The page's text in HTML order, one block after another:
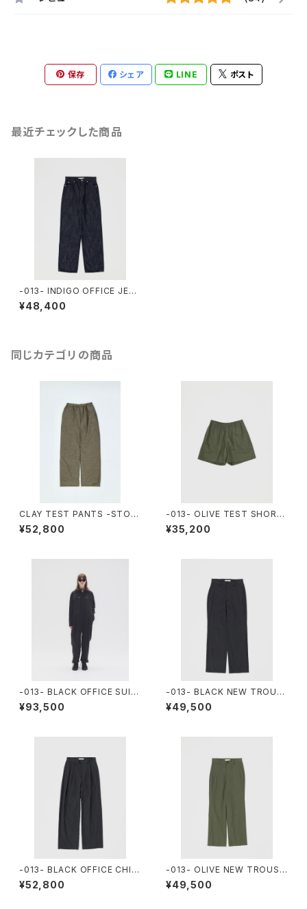
保存 シェア LINE ポスト
最近チェックした商品
-013- INDIGO OFFICE JEA
NS
¥48,400
同じカテゴリの商品
CLAY TEST PANTS -STOR
E EXCLUSIVE-
¥52,800
-013- OLIVE TEST SHORT
S
¥35,200
-013- BLACK OFFICE SUIT
S
¥93,500
-013- BLACK NEW TROUS
ERS
¥49,500
-013- BLACK OFFICE CHIN
O
¥52,800
-013- OLIVE NEW TROUSE
RS
¥49,500